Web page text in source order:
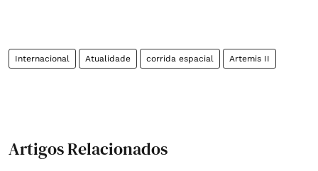
Internacional Atualidade corrida espacial Artemis II
Artigos Relacionados